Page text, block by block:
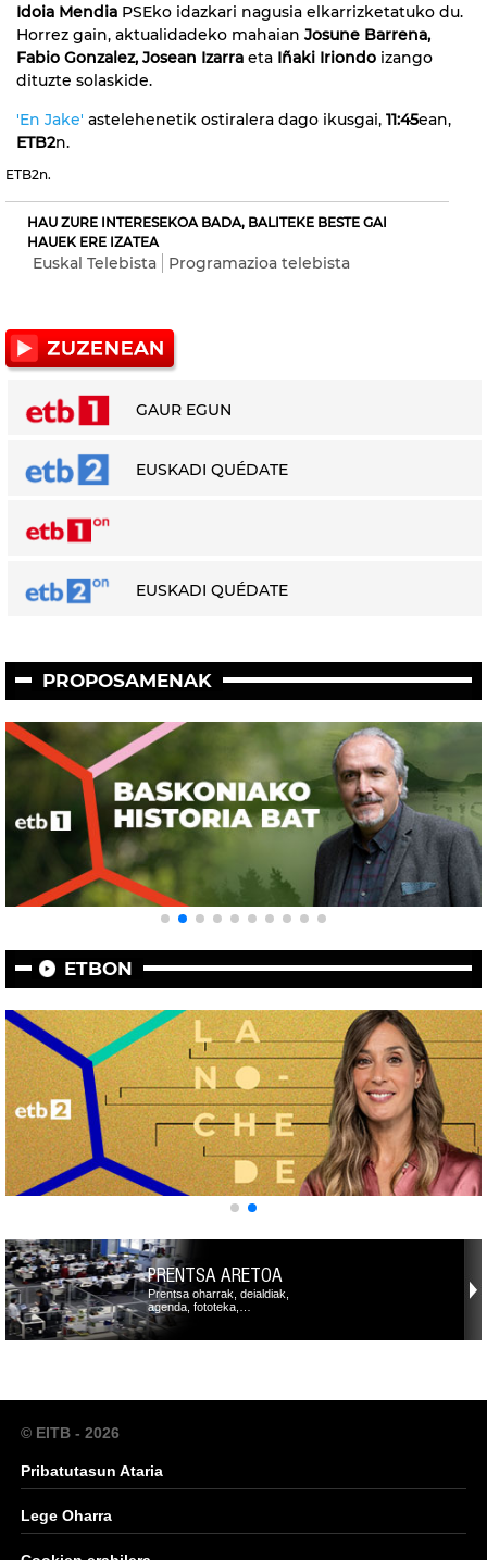
Idoia Mendia PSEko idazkari nagusia elkarrizketatuko du.
Horrez gain, aktualidadeko mahaian Josune Barrena,
Fabio Gonzalez, Josean Izarra eta Iñaki Iriondo izango
dituzte solaskide.
'En Jake' astelehenetik ostiralera dago ikusgai, 11:45ean,
ETB2n.
ETB2n.
HAU ZURE INTERESEKOA BADA, BALITEKE BESTE GAI
HAUEK ERE IZATEA
Euskal Telebista Programazioa telebista
GAUR EGUN
EUSKADI QUÉDATE
EUSKADI QUÉDATE
PROPOSAMENAK
ETBON
PRENTSA ARETOA
Prentsa oharrak, deialdiak,
agenda, fototeka,…
© EITB - 2026
Pribatutasun Ataria
Lege Oharra